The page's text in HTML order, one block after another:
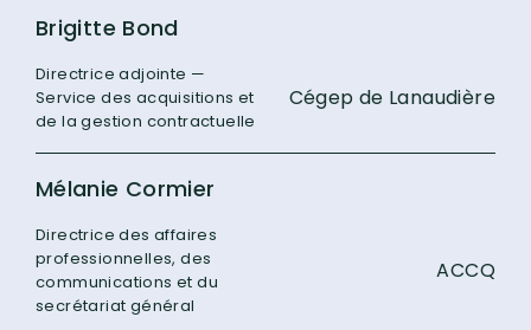
Brigitte Bond
Directrice adjointe —
Service des acquisitions et
de la gestion contractuelle
Cégep de Lanaudière
Mélanie Cormier
Directrice des affaires
professionnelles, des
communications et du
secrétariat général
ACCQ